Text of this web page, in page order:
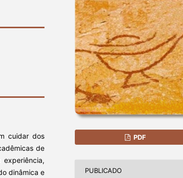
cuidar dos
de
dinâmica e
PDF
PUBLICADO